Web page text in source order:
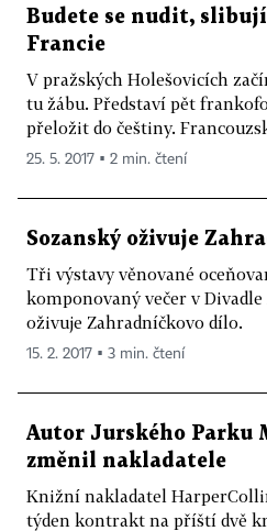
Budete se nudit, slibují
Francie
V pražských Holešovicích
tu žábu. Představí pět
přeložit do češtiny.
25. 5. 2017 ▪ 2 min. čtení
Sozanský oživuje
Tři výstavy věnované
komponovaný večer v
oživuje Zahradníčkovo dílo.
15. 2. 2017 ▪ 3 min. čtení
Autor Jurského Parku
změnil nakladatele
Knižní nakladatel
týden kontrakt na příští dvě